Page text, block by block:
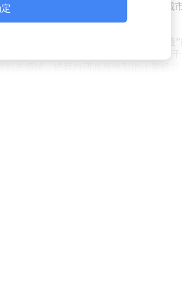
近千台可穿戴设备同时在全国100 +
了不间断的数据燃料。
横跨“全球工业、中国零售、高端制
球产业生态。在中国零售服务领域，
造领域，搭载自研具身模型的小墨机
淀数据、数据迭代模型、模型反哺产
业化闭环拉开差距。千寻智能凭借其